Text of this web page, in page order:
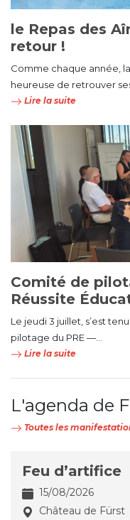
le Repas des
retour !
Comme chaque année,
heureuse de retrouver ses
Lire la suite
Comité de
Réussite
Le jeudi 3 juillet, s’est
pilotage du PRE —...
Lire la suite
L'agenda de
Toutes les
Feu d’artifice
15/08/2026
Château de Fürst